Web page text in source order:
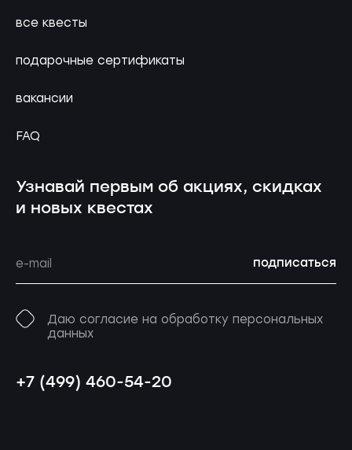
все квесты
подарочные сертификаты
вакансии
FAQ
Узнавай первым об акциях, скидках
и новых квестах
подписаться
Даю согласие на обработку персональных
данных
+7 (499) 460-54-20